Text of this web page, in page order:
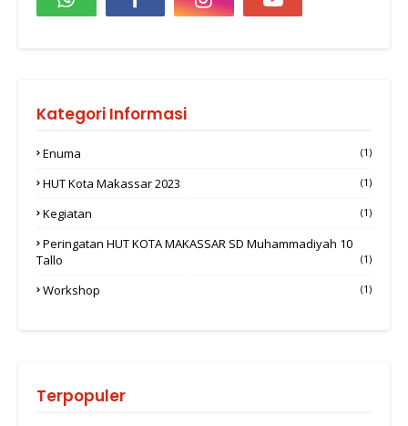
Kategori Informasi
Enuma (1)
HUT Kota Makassar 2023 (1)
Kegiatan (1)
Peringatan HUT KOTA MAKASSAR SD Muhammadiyah 10
Tallo
(1)
Workshop (1)
Terpopuler